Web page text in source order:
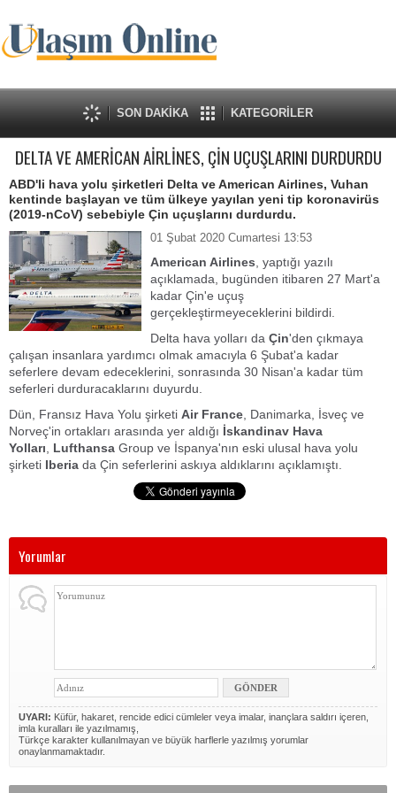
SON DAKİKA KATEGORİLER
DELTA VE AMERİCAN AİRLİNES, ÇİN UÇUŞLARINI DURDURDU
ABD'li hava yolu şirketleri Delta ve American Airlines, Vuhan
kentinde başlayan ve tüm ülkeye yayılan yeni tip koronavirüs
(2019-nCoV) sebebiyle Çin uçuşlarını durdurdu.
01 Şubat 2020 Cumartesi 13:53
American Airlines , yaptığı yazılı
açıklamada, bugünden itibaren 27 Mart'a
kadar Çin'e uçuş
gerçekleştirmeyeceklerini bildirdi.
Delta hava yolları da Çin'den çıkmaya
çalışan insanlara yardımcı olmak amacıyla 6 Şubat'a kadar
seferlere devam edeceklerini, sonrasında 30 Nisan'a kadar tüm
seferleri durduracaklarını duyurdu.
Dün, Fransız Hava Yolu şirketi Air France , Danimarka, İsveç ve
Norveç'in ortakları arasında yer aldığı İskandinav Hava
Yolları
Lufthansa Group ve İspanya'nın eski ulusal hava yolu
şirketi Iberia da Çin seferlerini askıya aldıklarını açıklamıştı.
Yorumlar
UYARI: Küfür, hakaret, rencide edici cümleler veya imalar, inançlara saldırı içeren,
imla kuralları ile yazılmamış,
Türkçe karakter kullanılmayan ve büyük harflerle yazılmış yorumlar
onaylanmamaktadır.